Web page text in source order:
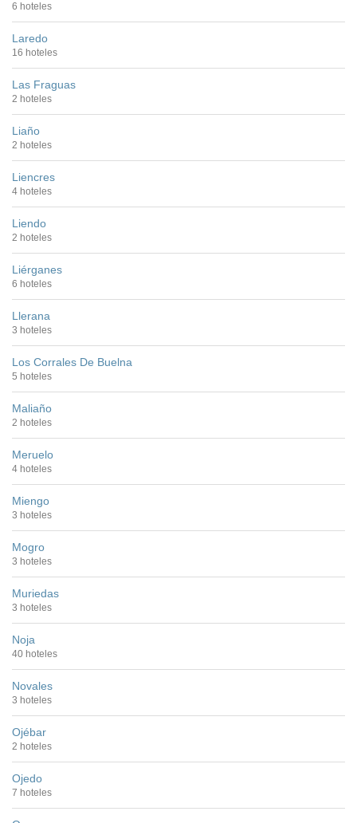
6 hoteles
Laredo
16 hoteles
Las Fraguas
2 hoteles
Liaño
2 hoteles
Liencres
4 hoteles
Liendo
2 hoteles
Liérganes
6 hoteles
Llerana
3 hoteles
Los Corrales De Buelna
5 hoteles
Maliaño
2 hoteles
Meruelo
4 hoteles
Miengo
3 hoteles
Mogro
3 hoteles
Muriedas
3 hoteles
Noja
40 hoteles
Novales
3 hoteles
Ojébar
2 hoteles
Ojedo
7 hoteles